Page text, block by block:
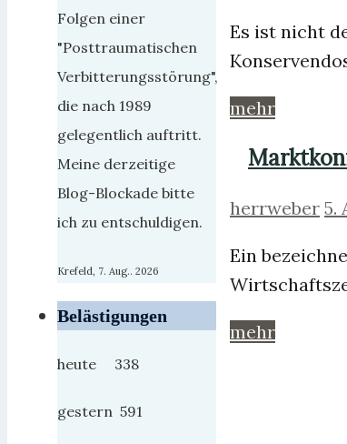
Es ist nicht
mehr
herrweber 5.
Ein
mehr
Folgen einer
"Posttraumatischen
Verbitterungsstörung",
die nach 1989
gelegentlich auftritt.
Meine derzeitige
Blog-Blockade bitte
ich zu entschuldigen.
Krefeld, 7. Aug.. 2026
Belästigungen
heute 338
gestern 591